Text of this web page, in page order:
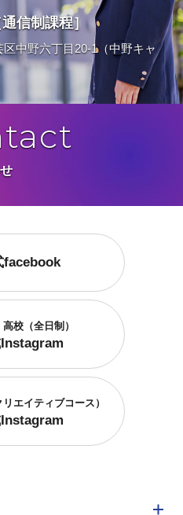
信制課程］
中野六丁目20-1（中野キャ
facebook
校（全日制）
リエイティブコース）